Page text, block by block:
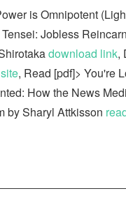
is Omnipotent
Jobless
download link,
site, Read [pdf]> You're
How the News
by Sharyl Attkisson